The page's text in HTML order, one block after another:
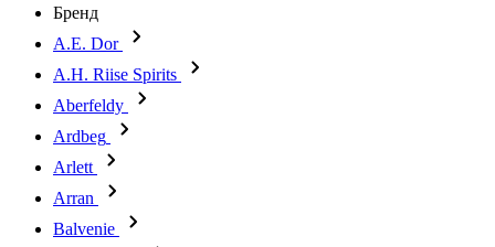
Бренд
A.E. Dor
A.H. Riise Spirits
Aberfeldy
Ardbeg
Arlett
Arran
Balvenie